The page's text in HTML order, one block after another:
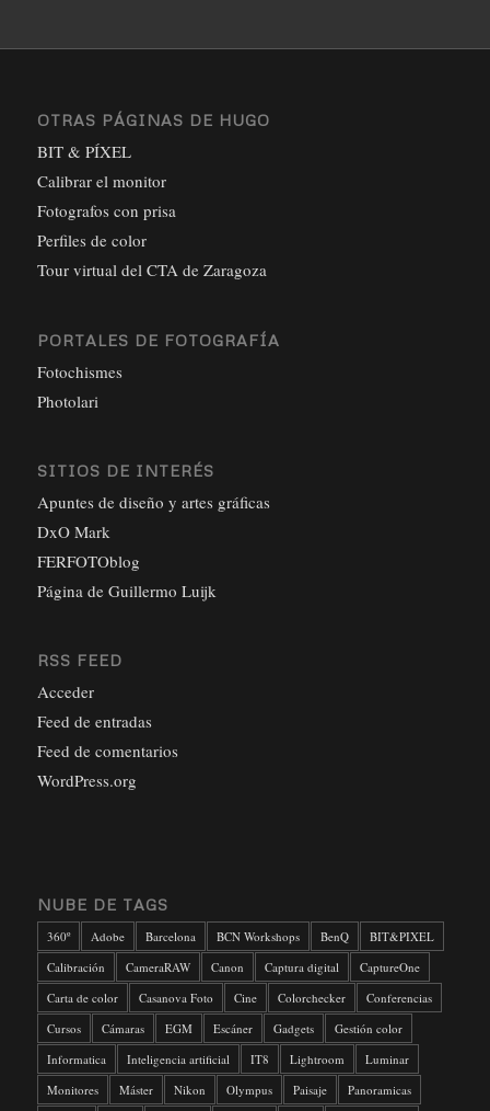
OTRAS PÁGINAS DE HUGO
BIT & PÍXEL
Calibrar el monitor
Fotografos con prisa
Perfiles de color
Tour virtual del CTA de Zaragoza
PORTALES DE FOTOGRAFÍA
Fotochismes
Photolari
SITIOS DE INTERÉS
Apuntes de diseño y artes gráficas
DxO Mark
FERFOTOblog
Página de Guillermo Luijk
RSS FEED
Acceder
Feed de entradas
Feed de comentarios
WordPress.org
NUBE DE TAGS
360º Adobe Barcelona BCN Workshops BenQ
BIT&PIXEL
Calibración
CameraRAW Canon Captura digital
CaptureOne
Carta de color
Casanova Foto Cine Colorchecker
Conferencias
Cursos
Cámaras EGM Escáner Gadgets
Gestión color
Informatica
Inteligencia artificial IT8 Lightroom
Luminar
Monitores
Máster Nikon Olympus Paisaje
Panoramicas